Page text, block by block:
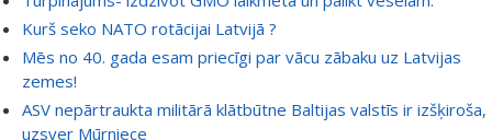
Kurš seko NATO rotācijai Latvijā ?
Mēs no 40. gada esam priecīgi par vācu zābaku uz Latvijas
zemes!
ASV nepārtraukta militārā klātbūtne Baltijas valstīs ir izšķiroša,
uzsver Mūrniece